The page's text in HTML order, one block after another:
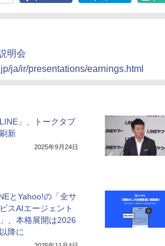
明会
ja/ir/presentations/earnings.html
LINE」、トークタブ
新
2025年9月24日
とYahoo!の「全サ
スAIエージェント
、本格展開は2026
降に